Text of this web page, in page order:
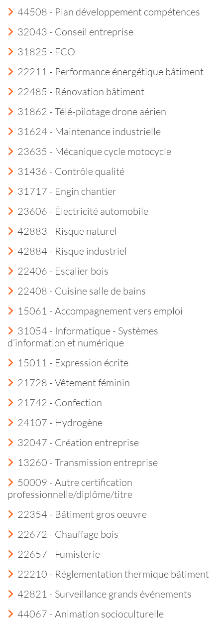
44508 - Plan développement compétences
32043 - Conseil entreprise
31825 - FCO
22211 - Performance énergétique bâtiment
22485 - Rénovation bâtiment
31862 - Télé-pilotage drone aérien
31624 - Maintenance industrielle
23635 - Mécanique cycle motocycle
31436 - Contrôle qualité
31717 - Engin chantier
23606 - Électricité automobile
42883 - Risque naturel
42884 - Risque industriel
22406 - Escalier bois
22408 - Cuisine salle de bains
15061 - Accompagnement vers emploi
31054 - Informatique - Systèmes
d’information et numérique
15011 - Expression écrite
21728 - Vêtement féminin
21742 - Confection
24107 - Hydrogène
32047 - Création entreprise
13260 - Transmission entreprise
50009 - Autre certification
professionnelle/diplôme/titre
22354 - Bâtiment gros oeuvre
22672 - Chauffage bois
22657 - Fumisterie
22210 - Réglementation thermique bâtiment
42821 - Surveillance grands événements
44067 - Animation socioculturelle